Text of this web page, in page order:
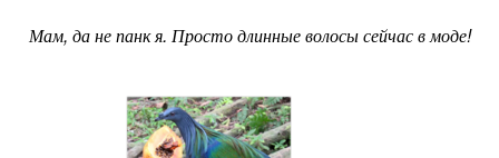
Мам, да не панк я. Просто длинные волосы сейчас в моде!